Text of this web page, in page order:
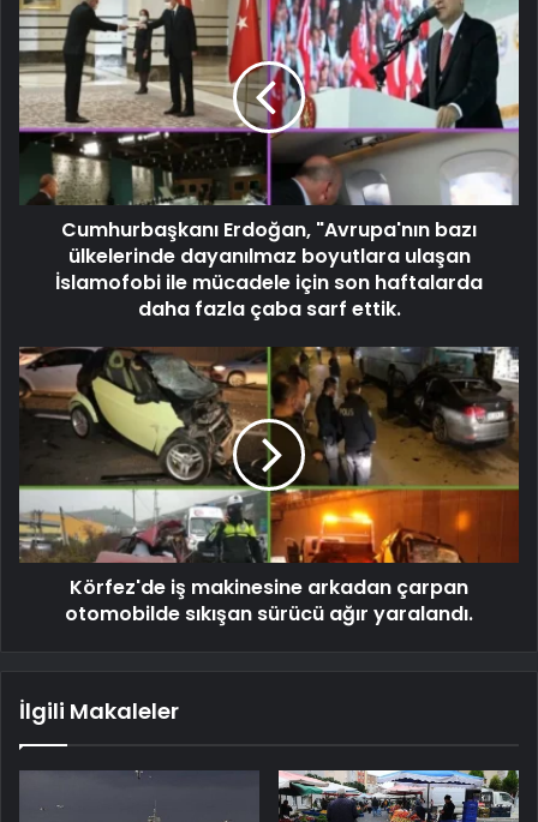
Cumhurbaşkanı Erdoğan, "Avrupa'nın bazı
ülkelerinde dayanılmaz boyutlara ulaşan
İslamofobi ile mücadele için son haftalarda
daha fazla çaba sarf ettik.
Körfez'de iş makinesine arkadan çarpan
otomobilde sıkışan sürücü ağır yaralandı.
İlgili Makaleler